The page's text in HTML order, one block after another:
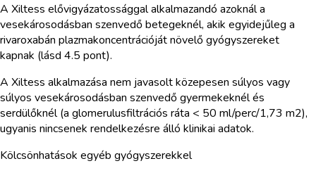
A Xiltess elővigyázatossággal alkalmazandó azoknál a
vesekárosodásban szenvedő betegeknél, akik egyidejűleg a
rivaroxabán plazmakoncentrációját növelő gyógyszereket
kapnak (lásd 4.5 pont).
A Xiltess alkalmazása nem javasolt közepesen súlyos vagy
súlyos vesekárosodásban szenvedő gyermekeknél és
serdülőknél (a glomerulusfiltrációs ráta < 50 ml/perc/1,73 m2),
ugyanis nincsenek rendelkezésre álló klinikai adatok.
Kölcsönhatások egyéb gyógyszerekkel